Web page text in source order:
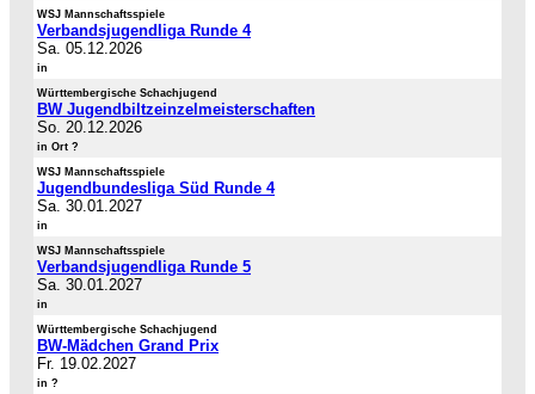
WSJ Mannschaftsspiele
Verbandsjugendliga Runde 4
Sa. 05.12.2026
in
Württembergische Schachjugend
BW Jugendbiltzeinzelmeisterschaften
So. 20.12.2026
in Ort ?
WSJ Mannschaftsspiele
Jugendbundesliga Süd Runde 4
Sa. 30.01.2027
in
WSJ Mannschaftsspiele
Verbandsjugendliga Runde 5
Sa. 30.01.2027
in
Württembergische Schachjugend
BW-Mädchen Grand Prix
Fr. 19.02.2027
in ?